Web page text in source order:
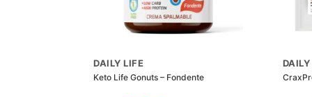
DAILY LIFE
Keto Life Gonuts – Fondente
DAILY